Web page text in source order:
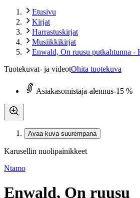
Etusivu
Kirjat
Harrastuskirjat
Musiikkikirjat
Enwald, On ruusu putkahtunna -
Tuotekuvat- ja videotOhita tuotekuva
Asiakasomistaja-alennus-15 %
Avaa kuva suurempana
Karusellin nuolipainikkeet
Ntamo
Enwald, On ruusu